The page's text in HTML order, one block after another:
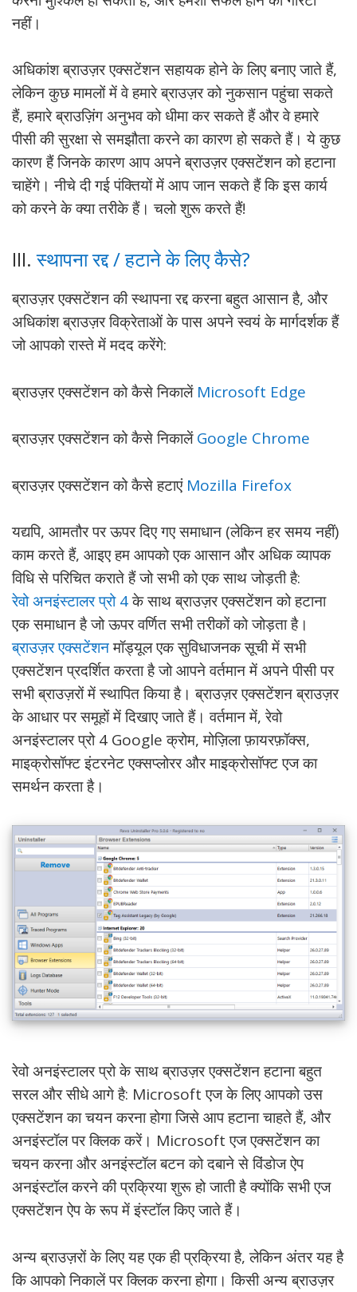
नहीं।
अधिकांश ब्राउज़र एक्सटेंशन सहायक होने के लिए बनाए जाते हैं,
लेकिन कुछ मामलों में वे हमारे ब्राउज़र को नुकसान पहुंचा सकते
हैं, हमारे ब्राउज़िंग अनुभव को धीमा कर सकते हैं और वे हमारे
पीसी की सुरक्षा से समझौता करने का कारण हो सकते हैं। ये कुछ
कारण हैं जिनके कारण आप अपने ब्राउज़र एक्सटेंशन को हटाना
चाहेंगे। नीचे दी गई पंक्तियों में आप जान सकते हैं कि इस कार्य
को करने के क्या तरीके हैं। चलो शुरू करते हैं!
III.स्थापना रद्द / हटाने के लिए कैसे?
ब्राउज़र एक्सटेंशन की स्थापना रद्द करना बहुत आसान है, और
अधिकांश ब्राउज़र विक्रेताओं के पास अपने स्वयं के मार्गदर्शक हैं
जो आपको रास्ते में मदद करेंगे:
ब्राउज़र एक्सटेंशन को कैसे निकालें Microsoft Edge
ब्राउज़र एक्सटेंशन को कैसे निकालेंGoogle Chrome
ब्राउज़र एक्सटेंशन को कैसे हटाएं Mozilla Firefox
यद्यपि, आमतौर पर ऊपर दिए गए समाधान (लेकिन हर समय नहीं)
काम करते हैं, आइए हम आपको एक आसान और अधिक व्यापक
विधि से परिचित कराते हैं जो सभी को एक साथ जोड़ती है:
रेवो अनइंस्टालर प्रो 4के साथ ब्राउज़र एक्सटेंशन को हटाना
एक समाधान है जो ऊपर वर्णित सभी तरीकों को जोड़ता है।
ब्राउज़र एक्सटेंशनमॉड्यूल एक सुविधाजनक सूची में सभी
एक्सटेंशन प्रदर्शित करता है जो आपने वर्तमान में अपने पीसी पर
सभी ब्राउज़रों में स्थापित किया है। ब्राउज़र एक्सटेंशन ब्राउज़र
के आधार पर समूहों में दिखाए जाते हैं। वर्तमान में, रेवो
अनइंस्टालर प्रो 4 Google क्रोम, मोज़िला फ़ायरफ़ॉक्स,
माइक्रोसॉफ्ट इंटरनेट एक्सप्लोरर और माइक्रोसॉफ्ट एज का
समर्थन करता है।
रेवो अनइंस्टालर प्रो के साथ ब्राउज़र एक्सटेंशन हटाना बहुत
सरल और सीधे आगे है: Microsoft एज के लिए आपको उस
एक्सटेंशन का चयन करना होगा जिसे आप हटाना चाहते हैं, और
अनइंस्टॉल पर क्लिक करें। Microsoft एज एक्सटेंशन का
चयन करना और अनइंस्टॉल बटन को दबाने से विंडोज ऐप
अनइंस्टॉल करने की प्रक्रिया शुरू हो जाती है क्योंकि सभी एज
एक्सटेंशन ऐप के रूप में इंस्टॉल किए जाते हैं।
अन्य ब्राउज़रों के लिए यह एक ही प्रक्रिया है, लेकिन अंतर यह है
कि आपको निकालें पर क्लिक करना होगा। किसी अन्य ब्राउज़र